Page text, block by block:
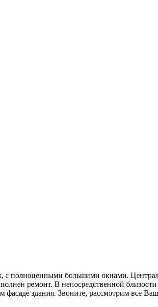
полноценными большими окнами.
ремонт. В непосредственной близости
фасаде здания. Звоните, рассмотрим все